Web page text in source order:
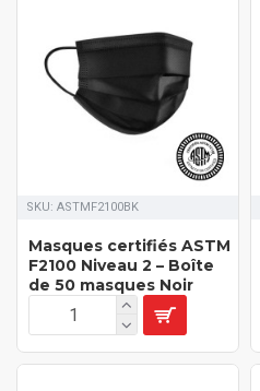
SKU: ASTMF2100BK
Masques certifiés ASTM
F2100 Niveau 2 – Boîte
de 50 masques Noir